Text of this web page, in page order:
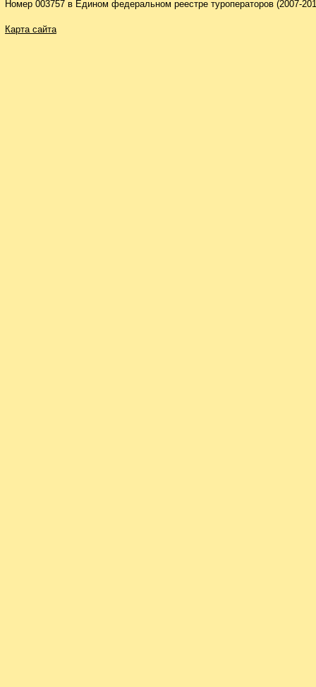
Номер 003757 в Едином федеральном реестре туроператоров (2007-
Карта сайта